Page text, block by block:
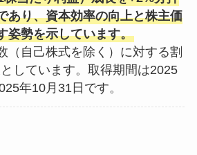
あり、資本効率の向上と株主価
姿勢を示しています。
（自己株式を除く）に対する割
しています。取得期間は2025
年10月31日です。